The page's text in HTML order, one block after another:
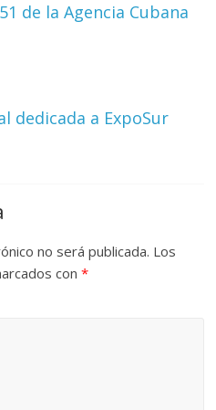
de la Agencia Cubana
dedicada a ExpoSur
no será publicada. Los
con*